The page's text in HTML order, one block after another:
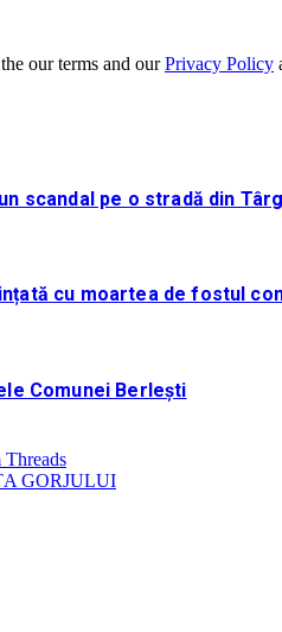
our terms and ourPrivacy Policy
scandal pe o stradă din
cu moartea de fostul
Comunei Berlești
Threads